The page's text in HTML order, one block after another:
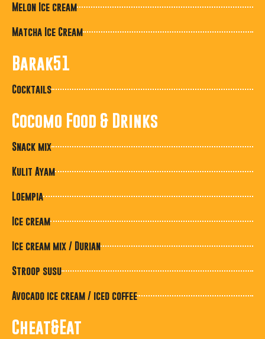
Melon Ice cream
Matcha Ice Cream
Barak51
Cocktails
Cocomo Food & Drinks
Snack mix
Kulit Ayam
Loempia
Ice cream
Ice cream mix / Durian
Stroop susu
Avocado ice cream / iced coffee
Cheat&Eat